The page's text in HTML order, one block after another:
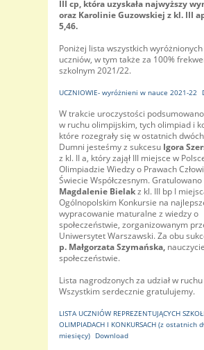
III cp, która uzyskała najwyższy
oraz Karolinie Guzowskiej z kl. III
5,46.
Poniżej lista wszystkich
uczniów, w tym także za 100%
szkolnym 2021/22.
UCZNIOWIE- wyróżnieni w nauce 2021-22
W trakcie uroczystości
w ruchu olimpijskim, tych olimpiad i
które rozegrały się w ostatnich
Dumni jesteśmy z sukcesu Igora
z kl. II a, który zajął III miejsce w
Olimpiadzie Wiedzy o Prawach
Świecie Współczesnym. Gratulowano
Magdalenie Bielakz kl. III bp I
Ogólnopolskim Konkursie na
wypracowanie maturalne z wiedzy o
społeczeństwie, zorganizowanym
Uniwersytet Warszawski. Za obu
p. Małgorzata Szymańska,
społeczeństwie.
Lista nagrodzonych za udział w
Wszystkim serdecznie gratulujemy.
LISTA UCZNIÓW REPREZENTUJĄCYCH
OLIMPIADACH I KONKURSACH (z ostatnich
miesięcy)
Download